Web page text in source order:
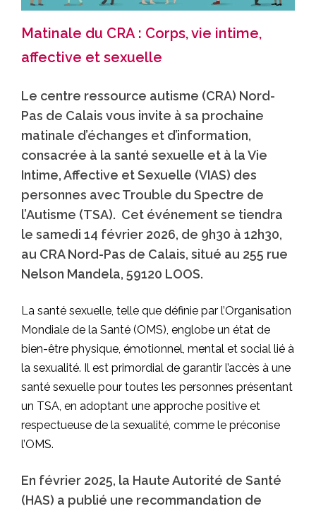
Matinale du CRA : Corps, vie intime,
affective et sexuelle
Le centre ressource autisme (CRA) Nord-
Pas de Calais vous invite à sa prochaine
matinale d’échanges et d’information,
consacrée à la santé sexuelle et à la Vie
Intime, Affective et Sexuelle (VIAS) des
personnes avec Trouble du Spectre de
l’Autisme (TSA). Cet événement se tiendra
le samedi 14 février 2026, de 9h30 à 12h30,
au CRA Nord-Pas de Calais, situé au 255 rue
Nelson Mandela, 59120 LOOS.
La santé sexuelle, telle que définie par l’Organisation
Mondiale de la Santé (OMS), englobe un état de
bien-être physique, émotionnel, mental et social lié à
la sexualité. Il est primordial de garantir l’accès à une
santé sexuelle pour toutes les personnes présentant
un TSA, en adoptant une approche positive et
respectueuse de la sexualité, comme le préconise
l’OMS.
En février 2025, la Haute Autorité de Santé
(HAS) a publié une recommandation de